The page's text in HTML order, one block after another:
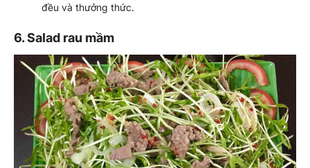
đều và thưởng thức.
6. Salad rau mầm